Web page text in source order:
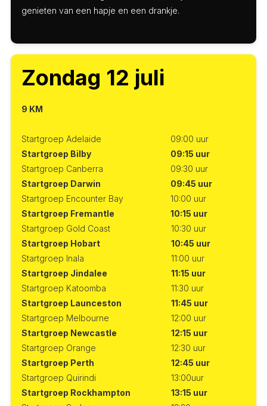
genieten van een hapje en een drankje.
Zondag 12 juli
9 KM
Startgroep Adelaide
09:00 uur
Startgroep Bilby
09:15 uur
Startgroep Canberra
09:30 uur
Startgroep Darwin
09:45 uur
Startgroep Encounter Bay
10:00 uur
Startgroep Fremantle
10:15 uur
Startgroep Gold Coast
10:30 uur
Startgroep Hobart
10:45 uur
Startgroep Inala
11:00 uur
Startgroep Jindalee
11:15 uur
Startgroep Katoomba
11:30 uur
Startgroep Launceston
11:45 uur
Startgroep Melbourne
12:00 uur
Startgroep Newcastle
12:15 uur
Startgroep Orange
12:30 uur
Startgroep Perth
12:45 uur
Startgroep Quirindi
13:00uur
Startgroep Rockhampton
13:15 uur